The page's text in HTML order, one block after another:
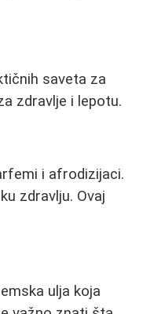
saveta za
zdravlje i lepotu.
i afrodizijaci.
zdravlju. Ovaj
ulja koja